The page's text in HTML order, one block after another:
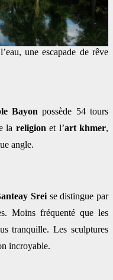
une escapade de rêve
Bayon possède 54 tours
la religion et l’art khmer,
angle.
Sreise distingue par
Moins fréquenté que les
tranquille. Les sculptures
incroyable.